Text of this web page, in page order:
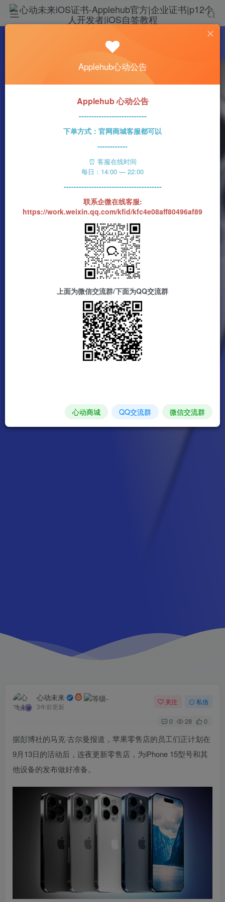
科技资讯
苹果员工们正计划在9月13日活动后连夜更新
零售店
2023-09-07 心动未来
心动未来
3年前更新
关注 私信
0 28 0
据彭博社的马克·古尔曼报道，苹果零售店的员工们正计划在
9月13日的活动后，连夜更新零售店，为iPhone 15型号和其
他设备的发布做好准备。
Applehub心动公告
Applehub 心动公告
---------------------------
下单方式：官网商城客服都可以
------------
⏰ 客服在线时间
每日：14:00 — 22:00
---------------------------------------
联系企微在线客服:
https://work.weixin.qq.com/kfid/kfc4e08aff80496af89
上面为微信交流群/下面为QQ交流群
心动商城 QQ交流群 微信交流群